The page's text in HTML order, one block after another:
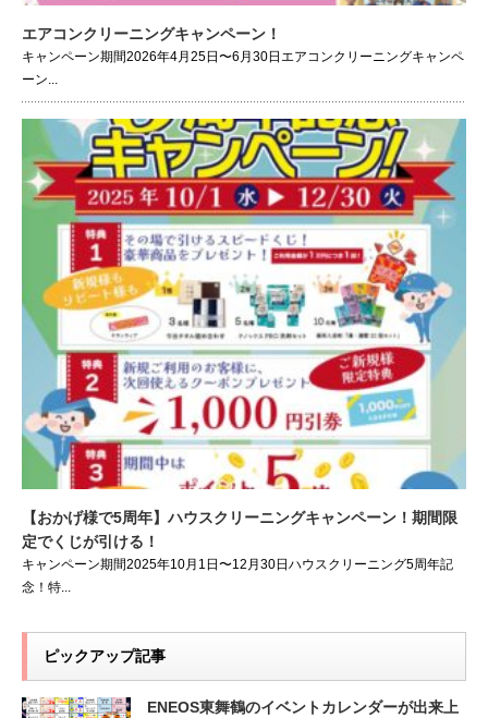
エアコンクリーニングキャンペーン！
キャンペーン期間2026年4月25日〜6月30日エアコンクリーニングキャンペ
ーン...
【おかげ様で5周年】ハウスクリーニングキャンペーン！期間限
定でくじが引ける！
キャンペーン期間2025年10月1日〜12月30日ハウスクリーニング5周年記
念！特...
ピックアップ記事
ENEOS東舞鶴のイベントカレンダーが出来上